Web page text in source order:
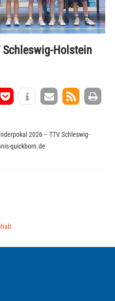
Holstein
2026 – TTV Schleswig-
quickborn.de